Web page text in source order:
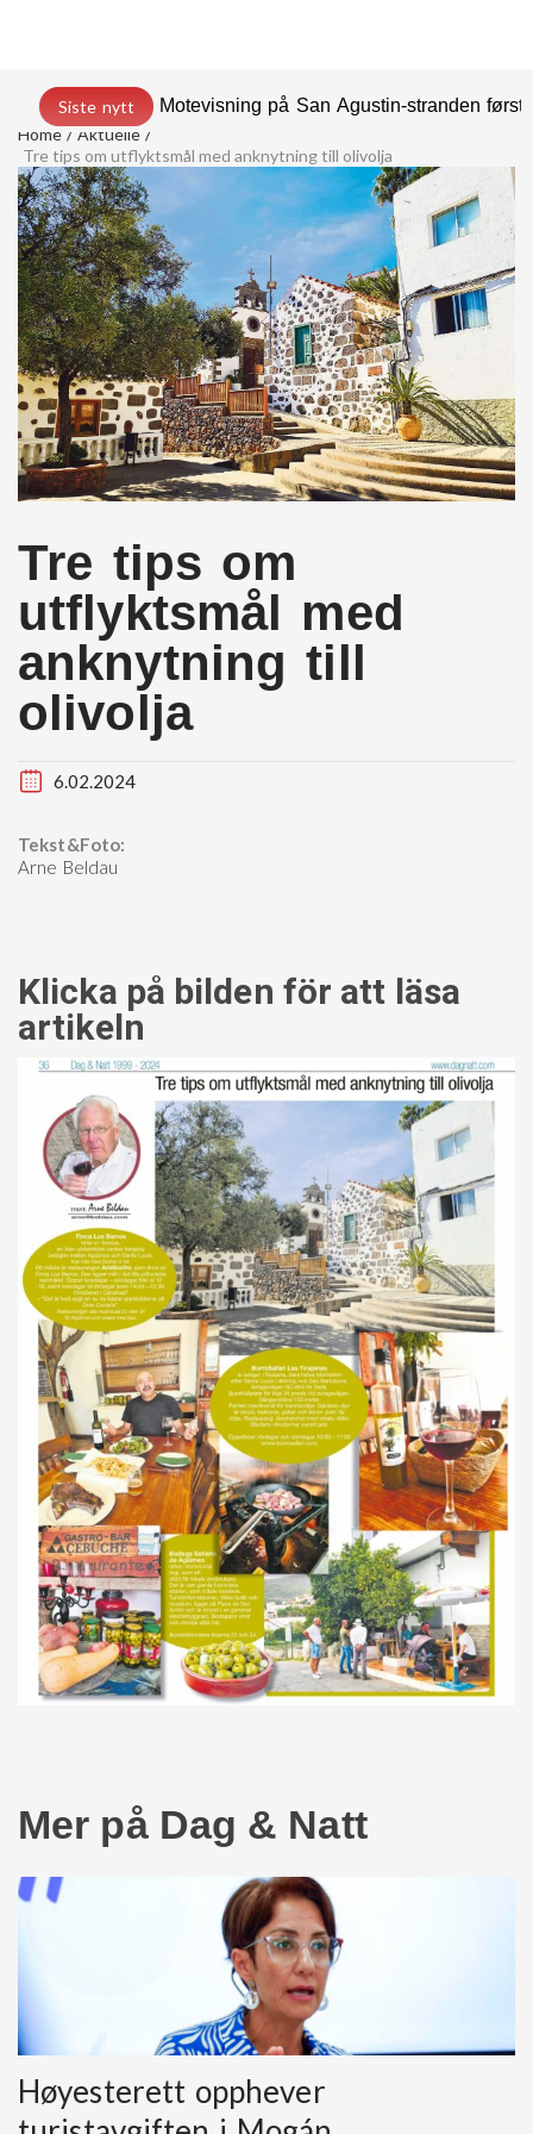
Siste nytt
Motevisning på San Agustin-stranden
Home
Aktuelle
Tre tips om utflyktsmål med anknytning till olivolja
Tre tips om
utflyktsmål med
anknytning till
olivolja
6.02.2024
Tekst&Foto:
Arne Beldau
Klicka på bilden för att läsa
artikeln
Mer på Dag & Natt
Høyesterett opphever